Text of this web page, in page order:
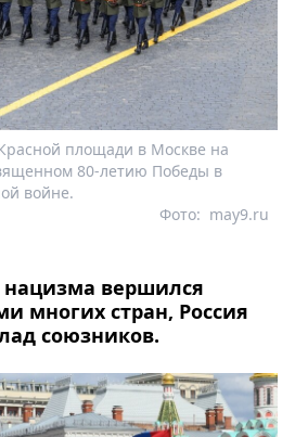
площади в Москве на
80-летию Победы в
войне.
may9.ru
Фото:
вершился
многих стран, Россия
союзников.